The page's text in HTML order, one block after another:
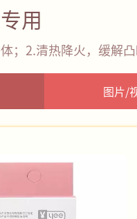
用
；2.清热降火，缓解
图片/